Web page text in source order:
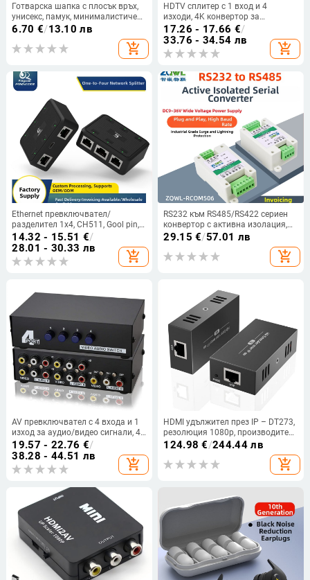
Готварска шапка с плосък връх,
унисекс, памук, минималистичен
стил, без козирка (Пролет 2024)
6.70 €/13.10 лв
add_shopping_cart
HDTV сплитер с 1 вход и 4
изходи, 4K конвертор за
телевизор
17.26 - 17.66 €/
33.76 - 34.54 лв
add_shopping_cart
Ethernet превключвател/
разделител 1x4, CH511, Gool pin,
RJ45, 1 м кабел, поддържа
отдалечено събуждане и
управление на захранването,
предназначен за кабелна
14.32 - 15.51 €/
28.01 - 30.33 лв
add_shopping_cart
RS232 към RS485/RS422 сериен
конвертор с активна изолация,
двупосочна комуникация,
поддръжка на управление на
захранването — ZQWL
29.15 €/57.01 лв
add_shopping_cart
AV превключвател с 4 входа и 1
изход за аудио/видео сигнали, 4
порта, управление на
захранването, без отдалечено
събуждане
19.57 - 22.76 €/
38.28 - 44.51 лв
add_shopping_cart
HDMI удължител през IP – DT273,
резолюция 1080p, производител
PWAY
124.98 €/244.44 лв
add_shopping_cart